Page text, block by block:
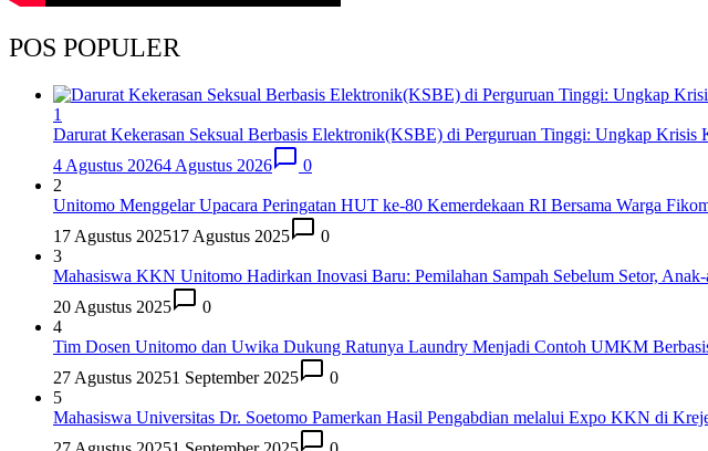
POS POPULER
1
Darurat Kekerasan Seksual Berbasis Elektronik(KSBE) di Perguruan Tinggi: Ungkap Krisis
4 Agustus 20264 Agustus 2026
0
2
Unitomo Menggelar Upacara Peringatan HUT ke-80 Kemerdekaan RI Bersama Warga
17 Agustus 202517 Agustus 2025
0
3
Mahasiswa KKN Unitomo Hadirkan Inovasi Baru: Pemilahan Sampah Sebelum Setor,
20 Agustus 2025
0
4
Tim Dosen Unitomo dan Uwika Dukung Ratunya Laundry Menjadi Contoh UMKM
27 Agustus 20251 September 2025
0
5
Mahasiswa Universitas Dr. Soetomo Pamerkan Hasil Pengabdian melalui Expo KKN di